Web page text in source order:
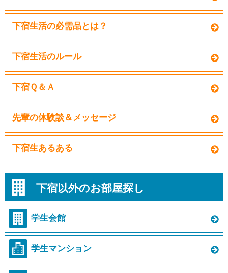
下宿生活の必需品とは？
下宿生活のルール
下宿Ｑ＆Ａ
先輩の体験談＆メッセージ
下宿生あるある
下宿以外のお部屋探し
学生会館
学生マンション